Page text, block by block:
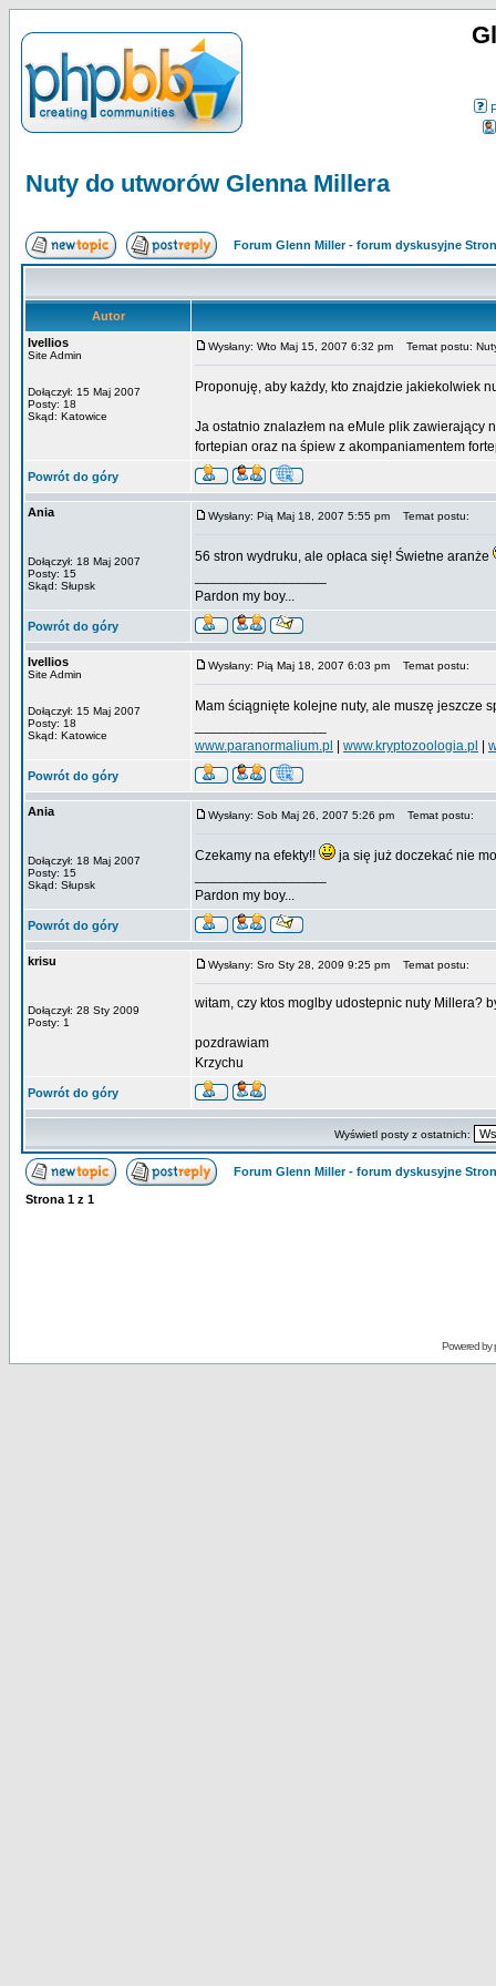
Nuty do utworów Glenna Millera
Forum Glenn Miller - forum dyskusyjne
Autor
Ivellios
Site Admin
Dołączył: 15 Maj 2007
Posty: 18
Skąd: Katowice
Wysłany: Wto Maj 15, 2007 6:32 pm Temat postu:
Proponuję, aby każdy, kto znajdzie jakiekolwiek
Ja ostatnio znalazłem na eMule plik zawierający
fortepian oraz na śpiew z akompaniamentem
Powrót do góry
Ania
Dołączył: 18 Maj 2007
Posty: 15
Skąd: Słupsk
Wysłany: Pią Maj 18, 2007 5:55 pm Temat postu:
56 stron wydruku, ale opłaca się! Świetne aranże
Pardon my boy...
Powrót do góry
Ivellios
Site Admin
Dołączył: 15 Maj 2007
Posty: 18
Skąd: Katowice
Wysłany: Pią Maj 18, 2007 6:03 pm Temat postu:
Mam ściągnięte kolejne nuty, ale muszę jeszcze
www.paranormalium.pl
www.kryptozoologia.pl
Powrót do góry
Ania
Dołączył: 18 Maj 2007
Posty: 15
Skąd: Słupsk
Wysłany: Sob Maj 26, 2007 5:26 pm Temat postu:
Czekamy na efekty!!
ja się już doczekać nie
Pardon my boy...
Powrót do góry
krisu
Dołączył: 28 Sty 2009
Posty: 1
Wysłany: Sro Sty 28, 2009 9:25 pm Temat postu:
witam, czy ktos moglby udostepnic nuty Millera?
pozdrawiam
Krzychu
Powrót do góry
Wyświetl posty z ostatnich:
Forum Glenn Miller - forum dyskusyjne
Strona 1 z 1
Powered by